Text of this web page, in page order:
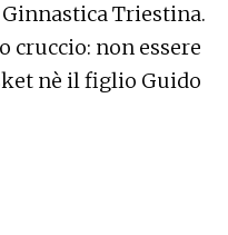
Triestina.
cruccio: non essere
nè il figlio Guido